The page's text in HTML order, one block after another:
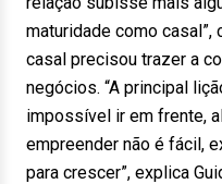
maturidade como casal”,
casal precisou trazer a
negócios. “A principal
impossível ir em frente,
empreender não é fácil,
para crescer”, explica